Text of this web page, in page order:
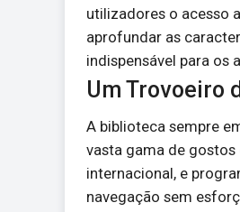
utilizadores o acesso
aprofundar as
indispensável para os
Um Trovoeiro
A biblioteca sempre
vasta gama de gostos
internacional, e
navegação sem